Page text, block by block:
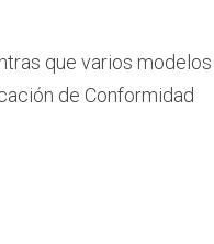
que varios modelos
de Conformidad